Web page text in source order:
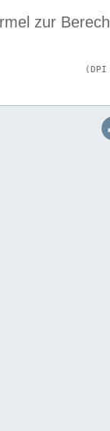
zur